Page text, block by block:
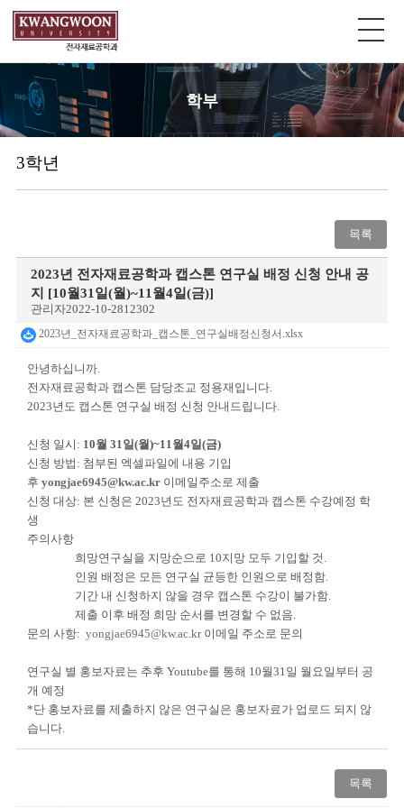
학부
3학년
목록
2023년 전자재료공학과 캡스톤 연구실 배정 신청 안내 공
지 [10월31일(월)~11월4일(금)]
관리자2022-10-2812302
2023년_전자재료공학과_캡스톤_연구실배정신청서.xlsx
안녕하십니까.
전자재료공학과 캡스톤 담당조교 정용재입니다.
2023년도 캡스톤 연구실 배정 신청 안내드립니다.
신청 일시 : 10월 31일(월 )~11월 4일(금)
신청 방법 : 첨부된 엑셀파일에 내용 기입
후 yongjae6945@kw.ac.kr 이메일주소로 제출
신청 대상: 본 신청은 2023년도 전자재료공학과 캡스톤 수강예정 학
생
주의사항
희망연구실을 지망순으로 10지망 모두 기입할 것 .
인원 배정은 모든 연구실 균등한 인원으로 배정함.
기간 내 신청하지 않을 경우 캡스톤 수강이 불가함.
제출 이후 배정 희망 순서를 변경할 수 없음.
문의 사항: yongjae6945@kw.ac.kr 이메일 주소로 문의
연구실 별 홍보자료는 추후 Youtube를 통해 10월31일 월요일부터 공
개 예정
*단 홍보자료를 제출하지 않은 연구실은 홍보자료가 업로드 되지 않
습니다.
목록